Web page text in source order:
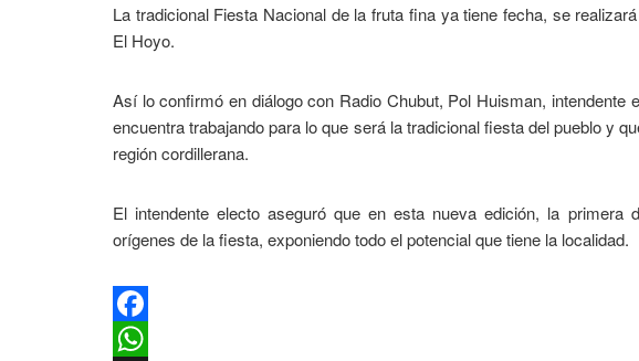
La tradicional Fiesta Nacional de la fruta fina ya tiene fecha, se
El Hoyo.
Así lo confirmó en diálogo con Radio Chubut, Pol Huisman, intendente
encuentra trabajando para lo que será la tradicional fiesta del pueblo y
región cordillerana.
El intendente electo aseguró que en esta nueva edición, la
orígenes de la fiesta, exponiendo todo el potencial que tiene la localidad.
Facebook